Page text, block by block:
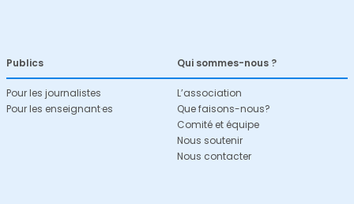
Publics
Pour les journalistes
Pour les enseignant·es
Qui sommes-nous ?
L’association
Que faisons-nous?
Comité et équipe
Nous soutenir
Nous contacter